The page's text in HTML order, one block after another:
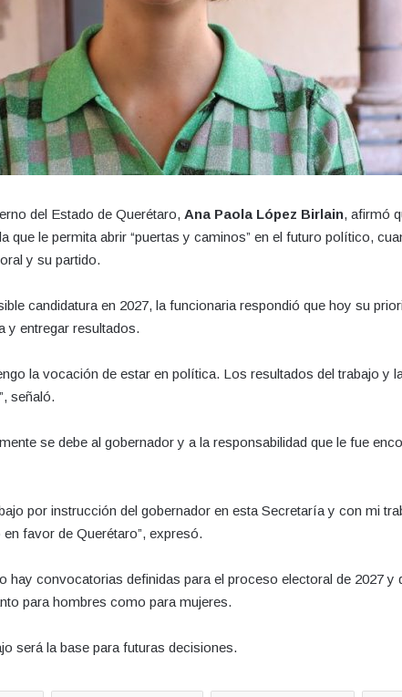
del Estado de Querétaro, Ana Paola López Birlain, afirmó
que le permita abrir “puertas y caminos” en el futuro político,
y su partido.
candidatura en 2027, la funcionaria respondió que hoy su
y entregar resultados.
la vocación de estar en política. Los resultados del trabajo y
señaló.
se debe al gobernador y a la responsabilidad que le fue
por instrucción del gobernador en esta Secretaría y con mi
favor de Querétaro”, expresó.
hay convocatorias definidas para el proceso electoral de 2027 y
para hombres como para mujeres.
será la base para futuras decisiones.